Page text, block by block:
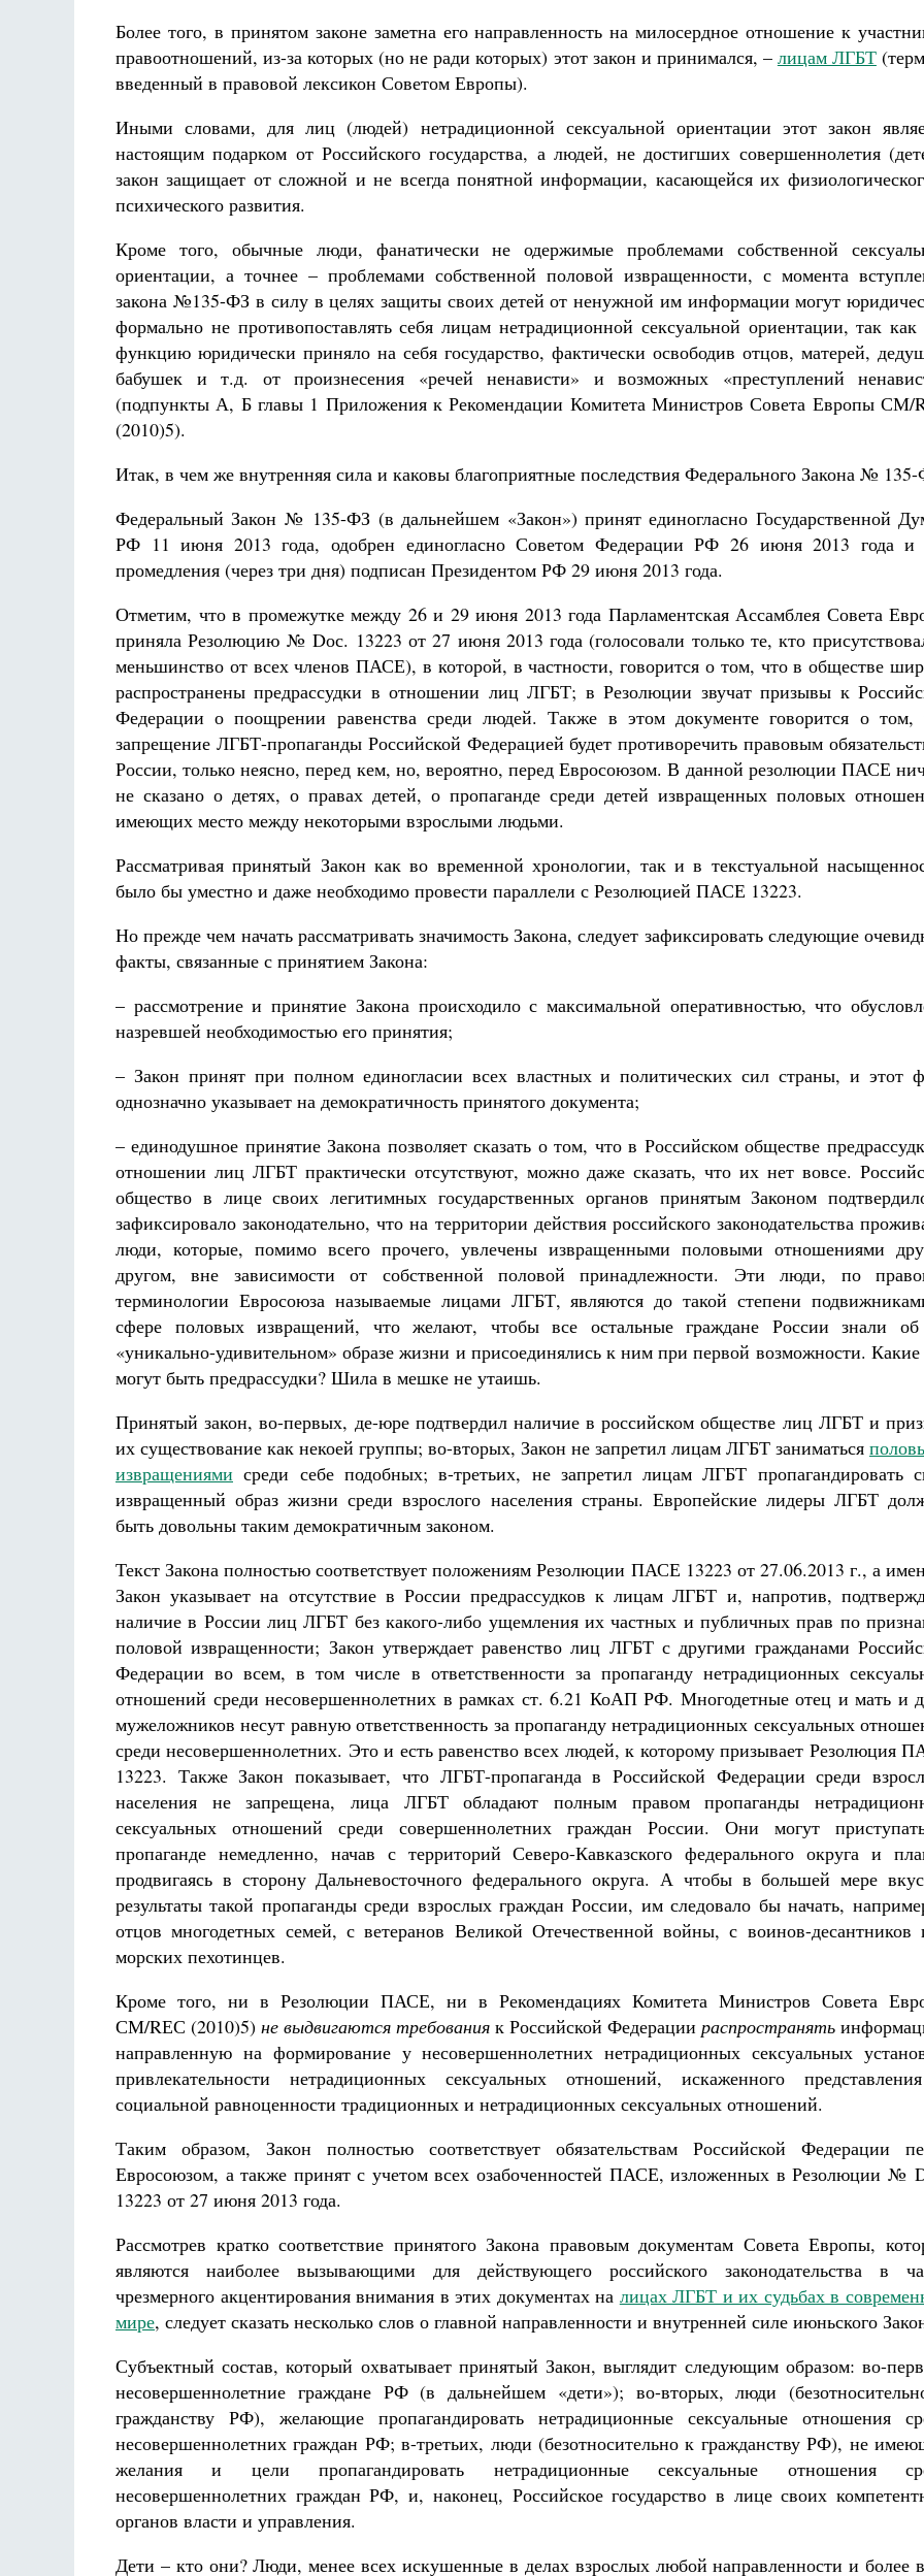
Более того, в принятом законе заметна его направленность на милосердное отношение к
правоотношений, из-за которых (но не ради которых) этот закон и принимался, – лицам ЛГБТ
введенный в правовой лексикон Советом Европы).
Иными словами, для лиц (людей) нетрадиционной сексуальной ориентации этот закон
настоящим подарком от Российского государства, а людей, не достигших совершеннолетия
закон защищает от сложной и не всегда понятной информации, касающейся их
психического развития.
Кроме того, обычные люди, фанатически не одержимые проблемами собственной
ориентации, а точнее – проблемами собственной половой извращенности, с момента
закона №135-ФЗ в силу в целях защиты своих детей от ненужной им информации могут
формально не противопоставлять себя лицам нетрадиционной сексуальной ориентации, так как
функцию юридически приняло на себя государство, фактически освободив отцов, матерей,
бабушек и т.д. от произнесения «речей ненависти» и возможных «преступлений
(подпункты А, Б главы 1 Приложения к Рекомендации Комитета Министров Совета Европы СМ/
(2010)5).
Итак, в чем же внутренняя сила и каковы благоприятные последствия Федерального Закона №
Федеральный Закон № 135-ФЗ (в дальнейшем «Закон») принят единогласно Государственной
РФ 11 июня 2013 года, одобрен единогласно Советом Федерации РФ 26 июня 2013 года и
промедления (через три дня) подписан Президентом РФ 29 июня 2013 года.
Отметим, что в промежутке между 26 и 29 июня 2013 года Парламентская Ассамблея Совета
приняла Резолюцию № Dос. 13223 от 27 июня 2013 года (голосовали только те, кто
меньшинство от всех членов ПАСЕ), в которой, в частности, говорится о том, что в обществе
распространены предрассудки в отношении лиц ЛГБТ; в Резолюции звучат призывы к
Федерации о поощрении равенства среди людей. Также в этом документе говорится о том,
запрещение ЛГБТ-пропаганды Российской Федерацией будет противоречить правовым
России, только неясно, перед кем, но, вероятно, перед Евросоюзом. В данной резолюции ПАСЕ
не сказано о детях, о правах детей, о пропаганде среди детей извращенных половых
имеющих место между некоторыми взрослыми людьми.
Рассматривая принятый Закон как во временной хронологии, так и в текстуальной
было бы уместно и даже необходимо провести параллели с Резолюцией ПАСЕ 13223.
Но прежде чем начать рассматривать значимость Закона, следует зафиксировать следующие
факты, связанные с принятием Закона:
– рассмотрение и принятие Закона происходило с максимальной оперативностью, что
назревшей необходимостью его принятия;
– Закон принят при полном единогласии всех властных и политических сил страны, и этот
однозначно указывает на демократичность принятого документа;
– единодушное принятие Закона позволяет сказать о том, что в Российском обществе
отношении лиц ЛГБТ практически отсутствуют, можно даже сказать, что их нет вовсе.
общество в лице своих легитимных государственных органов принятым Законом
зафиксировало законодательно, что на территории действия российского законодательства
люди, которые, помимо всего прочего, увлечены извращенными половыми отношениями
другом, вне зависимости от собственной половой принадлежности. Эти люди, по
терминологии Евросоюза называемые лицами ЛГБТ, являются до такой степени
сфере половых извращений, что желают, чтобы все остальные граждане России знали
«уникально-удивительном» образе жизни и присоединялись к ним при первой возможности. Какие
могут быть предрассудки? Шила в мешке не утаишь.
Принятый закон, во-первых, де-юре подтвердил наличие в российском обществе лиц ЛГБТ и
их существование как некоей группы; во-вторых, Закон не запретил лицам ЛГБТ заниматься
извращениями среди себе подобных; в-третьих, не запретил лицам ЛГБТ пропагандировать
извращенный образ жизни среди взрослого населения страны. Европейские лидеры ЛГБТ
быть довольны таким демократичным законом.
Текст Закона полностью соответствует положениям Резолюции ПАСЕ 13223 от 27.06.2013 г., а
Закон указывает на отсутствие в России предрассудков к лицам ЛГБТ и, напротив,
наличие в России лиц ЛГБТ без какого-либо ущемления их частных и публичных прав по
половой извращенности; Закон утверждает равенство лиц ЛГБТ с другими гражданами
Федерации во всем, в том числе в ответственности за пропаганду нетрадиционных
отношений среди несовершеннолетних в рамках ст. 6.21 КоАП РФ. Многодетные отец и мать и
мужеложников несут равную ответственность за пропаганду нетрадиционных сексуальных
среди несовершеннолетних. Это и есть равенство всех людей, к которому призывает Резолюция
13223. Также Закон показывает, что ЛГБТ-пропаганда в Российской Федерации среди
населения не запрещена, лица ЛГБТ обладают полным правом пропаганды
сексуальных отношений среди совершеннолетних граждан России. Они могут
пропаганде немедленно, начав с территорий Северо-Кавказского федерального округа и
продвигаясь в сторону Дальневосточного федерального округа. А чтобы в большей мере
результаты такой пропаганды среди взрослых граждан России, им следовало бы начать,
отцов многодетных семей, с ветеранов Великой Отечественной войны, с воинов-десантников
морских пехотинцев.
Кроме того, ни в Резолюции ПАСЕ, ни в Рекомендациях Комитета Министров Совета
СМ/RЕС (2010)5) не выдвигаются требования к Российской Федерации распространять
направленную на формирование у несовершеннолетних нетрадиционных сексуальных
привлекательности нетрадиционных сексуальных отношений, искаженного
социальной равноценности традиционных и нетрадиционных сексуальных отношений.
Таким образом, Закон полностью соответствует обязательствам Российской Федерации
Евросоюзом, а также принят с учетом всех озабоченностей ПАСЕ, изложенных в Резолюции №
13223 от 27 июня 2013 года.
Рассмотрев кратко соответствие принятого Закона правовым документам Совета Европы,
являются наиболее вызывающими для действующего российского законодательства в
чрезмерного акцентирования внимания в этих документах на лицах ЛГБТ и их судьбах в
мире, следует сказать несколько слов о главной направленности и внутренней силе июньского
Субъектный состав, который охватывает принятый Закон, выглядит следующим образом: во-
несовершеннолетние граждане РФ (в дальнейшем «дети»); во-вторых, люди
гражданству РФ), желающие пропагандировать нетрадиционные сексуальные отношения
несовершеннолетних граждан РФ; в-третьих, люди (безотносительно к гражданству РФ), не
желания и цели пропагандировать нетрадиционные сексуальные отношения
несовершеннолетних граждан РФ, и, наконец, Российское государство в лице своих
органов власти и управления.
Дети – кто они? Люди, менее всех искушенные в делах взрослых любой направленности и более